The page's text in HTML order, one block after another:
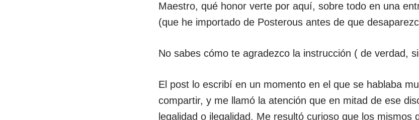
Maestro, qué honor verte por aquí, sobre todo en una
(que he importado de Posterous antes de que
No sabes cómo te agradezco la instrucción ( de verdad,
El post lo escribí en un momento en el que se hablaba
compartir, y me llamó la atención que en mitad de ese
legalidad o ilegalidad. Me resultó curioso que los mismos